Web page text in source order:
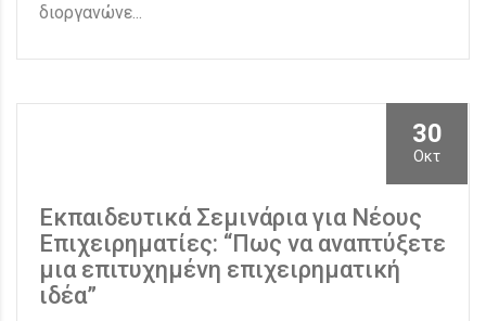
διοργανώνε...
30
Οκτ
Εκπαιδευτικά Σεμινάρια για Νέους
Επιχειρηματίες: “Πως να αναπτύξετε
μια επιτυχημένη επιχειρηματική
ιδέα”